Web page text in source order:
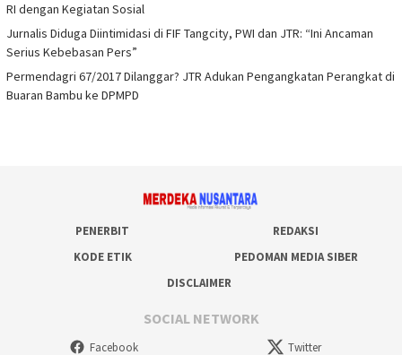
RI dengan Kegiatan Sosial
Jurnalis Diduga Diintimidasi di FIF Tangcity, PWI dan JTR: “Ini Ancaman
Serius Kebebasan Pers”
Permendagri 67/2017 Dilanggar? JTR Adukan Pengangkatan Perangkat di
Buaran Bambu ke DPMPD
PENERBIT
REDAKSI
KODE ETIK
PEDOMAN MEDIA SIBER
DISCLAIMER
SOCIAL NETWORK
Facebook Twitter